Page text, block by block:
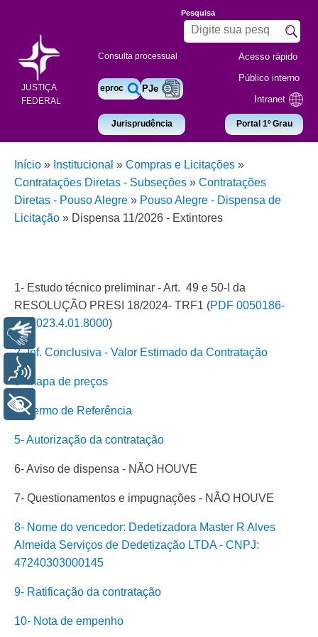
JUSTIÇA
FEDERAL
Consulta processual
eproc PJe
Jurisprudência
Pesquisa
Acesso rápido
Público interno
Intranet
Portal 1º Grau
Início » Institucional » Compras e Licitações »
Contratações Diretas - Subseções » Contratações
Diretas - Pouso Alegre » Pouso Alegre - Dispensa de
Licitação » Dispensa 11/2026 - Extintores
1- Estudo técnico preliminar -Art. 49 e 50-I da
RESOLUÇÃO PRESI 18/2024- TRF1 (PDF 0050186-
15.2023.4.01.8000)
2- Inf. Conclusiva - Valor Estimado da Contratação
3- Mapa de preços
4- Termo de Referência
5- Autorização da contratação
6- Aviso de dispensa - NÃO HOUVE
7- Questionamentos e impugnações - NÃO HOUVE
8- Nome do vencedor: Dedetizadora Master R Alves
Almeida Serviços de Dedetização LTDA - CNPJ:
47240303000145
9- Ratificação da contratação
10- Nota de empenho
+ Acessibilidade